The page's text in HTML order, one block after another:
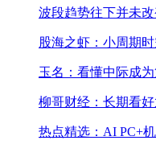
波段趋势往下并未
股海之虾：小周期
玉名：看懂中际成
柳哥财经：长期看
热点精选：AI PC+